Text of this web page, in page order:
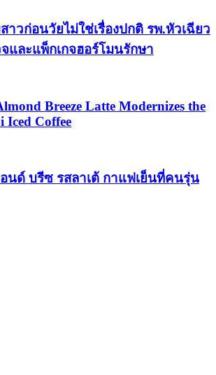
าวก่อนวัยไม่ใช่เรื่องปกติ รพ.หัวเฉียว
และแพ็กเกจฮอร์โมนรักษา
Breeze Latte Modernizes the
Coffee
นด์ บรีซ รสลาเต้ กาแฟเย็นที่คนรุ่น